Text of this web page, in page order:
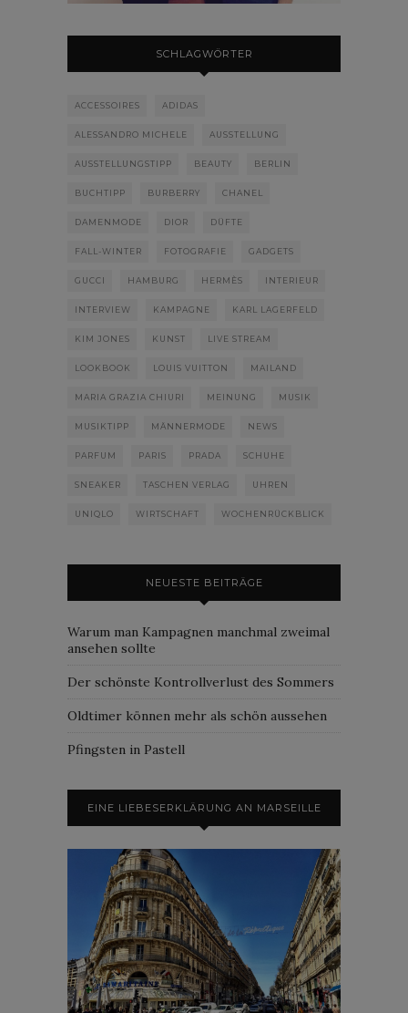
SCHLAGWÖRTER
ACCESSOIRES ADIDAS
ALESSANDRO MICHELE AUSSTELLUNG
AUSSTELLUNGSTIPP BEAUTY BERLIN
BUCHTIPP BURBERRY CHANEL
DAMENMODE DIOR DÜFTE
FALL-WINTER FOTOGRAFIE GADGETS
GUCCI HAMBURG HERMÈS INTERIEUR
INTERVIEW KAMPAGNE KARL LAGERFELD
KIM JONES KUNST LIVE STREAM
LOOKBOOK LOUIS VUITTON MAILAND
MARIA GRAZIA CHIURI MEINUNG MUSIK
MUSIKTIPP MÄNNERMODE NEWS
PARFUM PARIS PRADA SCHUHE
SNEAKER TASCHEN VERLAG UHREN
UNIQLO WIRTSCHAFT WOCHENRÜCKBLICK
NEUESTE BEITRÄGE
Warum man Kampagnen manchmal zweimal
ansehen sollte
Der schönste Kontrollverlust des Sommers
Oldtimer können mehr als schön aussehen
Pfingsten in Pastell
EINE LIEBESERKLÄRUNG AN MARSEILLE